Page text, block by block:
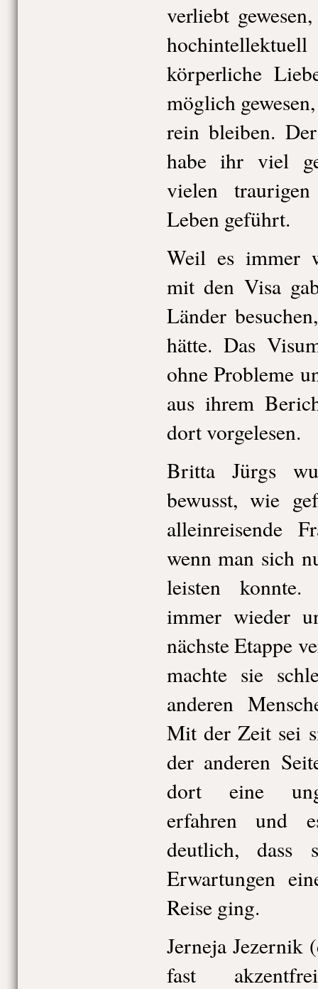
verliebt
körperliche
möglich
rein bleiben.
habe ihr viel
vielen
Leben geführt.
Weil es immer
mit den Visa
Länder
hätte. Das
ohne Probleme
aus ihrem
dort vorgelesen.
Britta Jürgs
bewusst, wie
alleinreisende
wenn man sich
leisten
immer wieder
nächste Etappe
machte sie
anderen
Mit der Zeit sei
der anderen
dort eine
erfahren und
deutlich, dass
Erwartungen
Reise ging.
Jerneja Jezernik
fast